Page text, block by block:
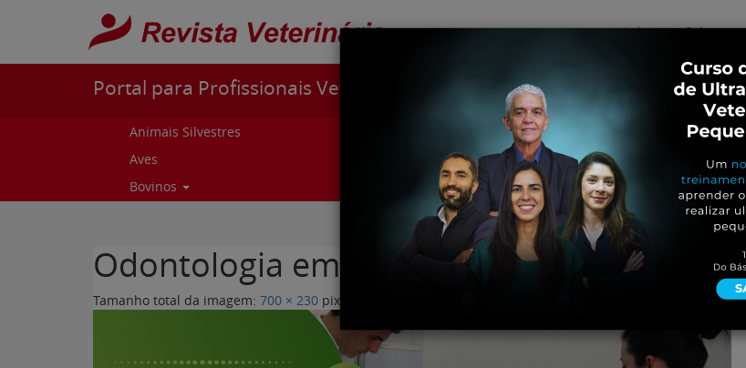
Pular para o conteúdo
Início Sobre
Portal para Profissionais Veterinários
Animais Silvestres
Aves
Bovinos
Curiosidades
Cursos e Eventos
Entrevistas
Genética e
Odontologia em Pequenos Animais (1)
Tamanho total da imagem: 700 × 230 pixels